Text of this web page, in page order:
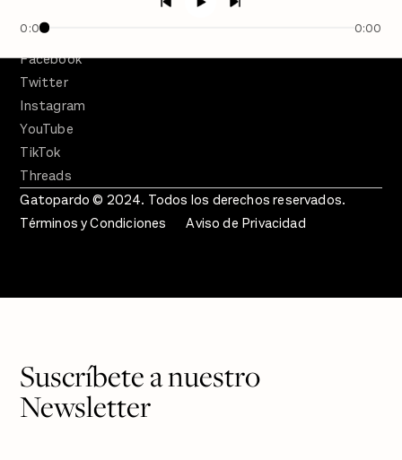
0:00 0:00
Facebook
Twitter
Instagram
YouTube
TikTok
Threads
Gatopardo © 2024. Todos los derechos reservados.
Términos y Condiciones
Aviso de Privacidad
Suscríbete a nuestro
Newsletter